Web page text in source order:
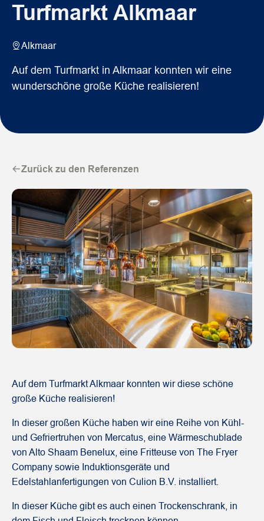
Turfmarkt Alkmaar
Alkmaar
Auf dem Turfmarkt in Alkmaar konnten wir eine
wunderschöne große Küche realisieren!
Zurück zu den Referenzen
Auf dem Turfmarkt Alkmaar konnten wir diese schöne
große Küche realisieren!
In dieser großen Küche haben wir eine Reihe von Kühl-
und Gefriertruhen von Mercatus, eine Wärmeschublade
von Alto Shaam Benelux, eine Fritteuse von The Fryer
Company sowie Induktionsgeräte und
Edelstahlanfertigungen von Culion B.V. installiert.
In dieser Küche gibt es auch einen Trockenschrank, in